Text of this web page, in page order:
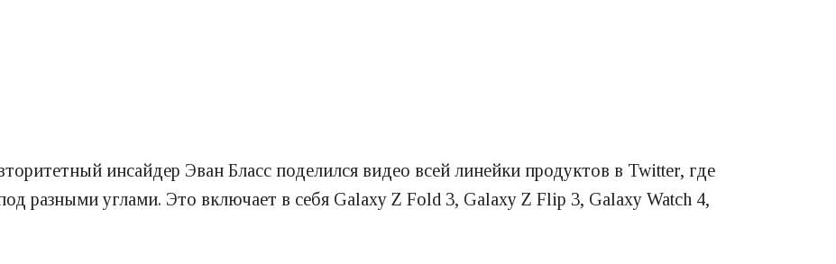
инсайдер Эван Бласс поделился видео всей линейки продуктов в Twitter, где
разными углами. Это включает в себя Galaxy Z Fold 3, Galaxy Z Flip 3, Galaxy Watch 4,